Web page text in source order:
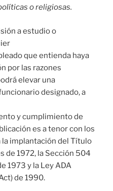
o religiosas.
a estudio o
que entienda haya
por las razones
elevar una
designado, a
y cumplimiento de
es a tenor con los
implantación del Título
de 1972, la Sección 504
1973 y la Ley ADA
de 1990.